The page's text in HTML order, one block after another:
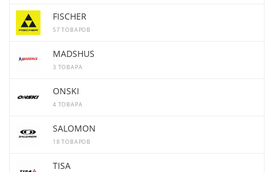
FISCHER
57 ТОВАРОВ
MADSHUS
3 ТОВАРА
ONSKI
4 ТОВАРА
SALOMON
18 ТОВАРОВ
TISA